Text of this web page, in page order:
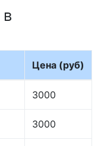
Цена (руб)
3000
3000